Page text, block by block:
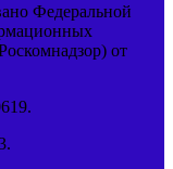
Федеральной
от